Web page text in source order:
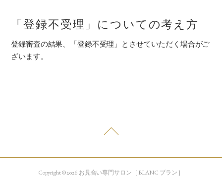
「登録不受理」についての考え方
登録審査の結果、「登録不受理」とさせていただく場合がご
ざいます。
Copyright © 2026 お見合い専門サロン［ BLANC ブラン ］